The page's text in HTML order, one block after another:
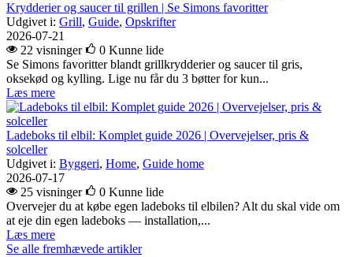
Krydderier og saucer til grillen | Se Simons favoritter
Udgivet i: Grill, Guide, Opskrifter
2026-07-21
22 visninger
0 Kunne lide
Se Simons favoritter blandt grillkrydderier og saucer til gris,
oksekød og kylling. Lige nu får du 3 bøtter for kun...
Læs mere
Ladeboks til elbil: Komplet guide 2026 | Overvejelser, pris &
solceller
Udgivet i: Byggeri, Home, Guide home
2026-07-17
25 visninger
0 Kunne lide
Overvejer du at købe egen ladeboks til elbilen? Alt du skal vide om
at eje din egen ladeboks — installation,...
Læs mere
Se alle fremhævede artikler